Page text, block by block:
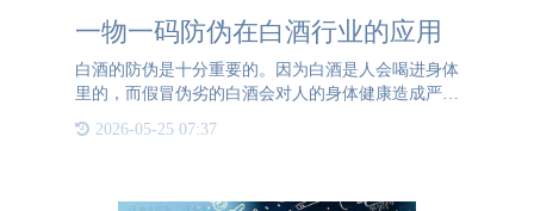
一物一码防伪在白酒行业的应用
白酒的防伪是十分重要的。因为白酒是人会喝进身体
里的，而假冒伪劣的白酒会对人的身体健康造成严重
的影响，所以厂家要严格把控市场上流通的白酒质
量，尽可能地减少盗版白酒以及假冒伪劣白酒的出现
2026-05-25 07:37